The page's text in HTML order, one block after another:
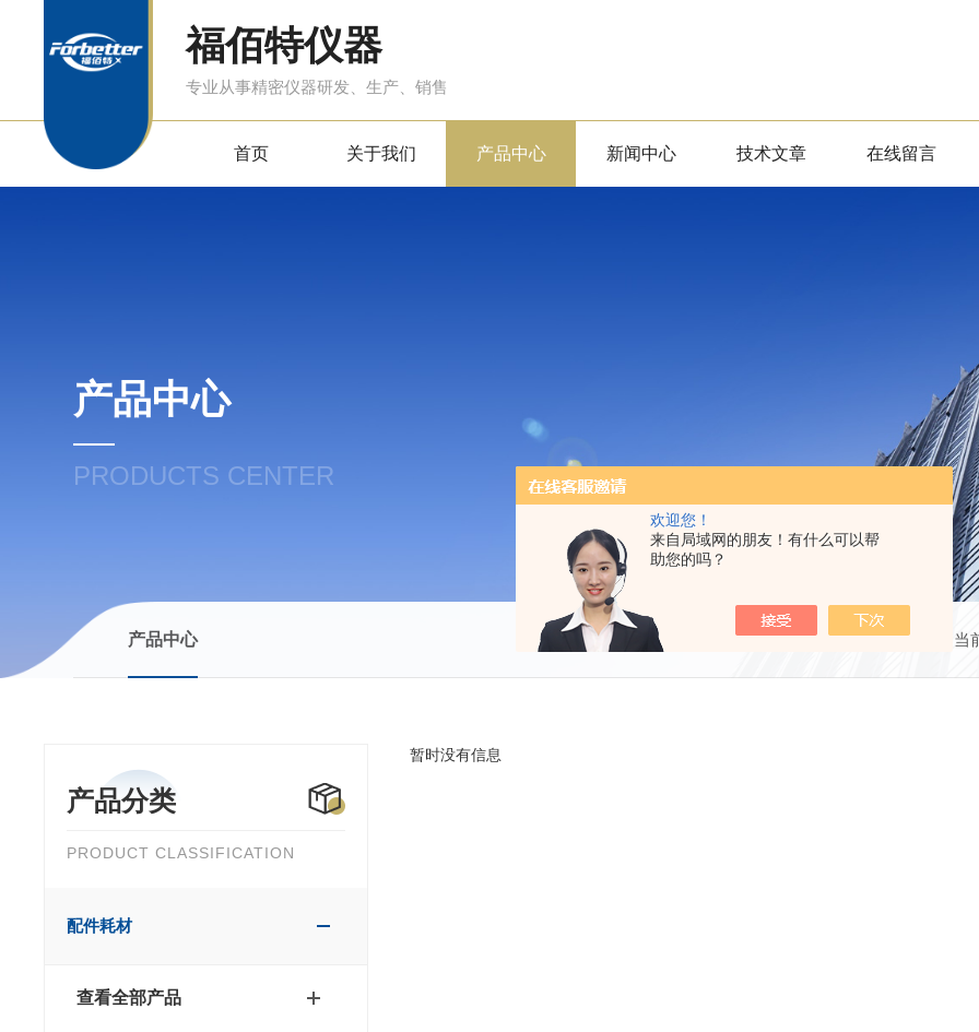
欢迎您！
来自局域网的朋友！有什么可以帮
助您的吗？
福佰特仪器
专业从事精密仪器研发、生产、销售
首页 关于我们 产品中心 新闻中心 技术文章 在线留言
产品中心
PRODUCTS CENTER
产品中心 当
产品分类
PRODUCT CLASSIFICATION
配件耗材
查看全部产品
暂时没有信息